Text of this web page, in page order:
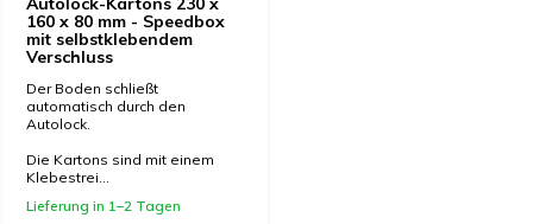
160 x 80 mm - Speedbox
mit selbstklebendem
Verschluss
Der Boden schließt
automatisch durch den
Autolock.
Die Kartons sind mit einem
Klebestrei...
Lieferung in 1–2 Tagen